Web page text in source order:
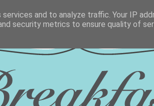
and to analyze traffic. Your IP
security metrics to ensure quality of